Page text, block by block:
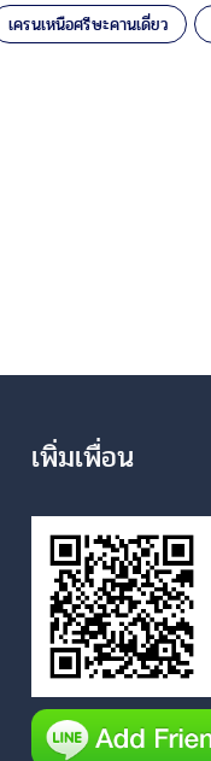
เครนเหนือศรีษะคานเดี่ยว
เพิ่มเพื่อน